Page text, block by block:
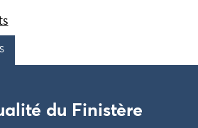
du Finistère